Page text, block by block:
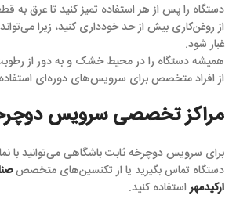
دستگاه را پس از هر استفاده تمیز کنید تا عرق به
از روغن‌کاری بیش از حد خودداری کنید، زیرا
غبار شود.
همیشه دستگاه را در محیط خشک و به دور از
از افراد متخصص برای سرویس‌های دوره‌ای
مراکز تخصصی سرویس
برای سرویس دوچرخه ثابت باشگاهی می‌توانید با
دستگاه تماس بگیرید یا از تکنسین‌های متخصص
ارکیدمهراستفاده کنید.